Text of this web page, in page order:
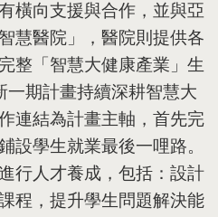
橫向支援與合作，並與亞
慧醫院」，醫院則提供各
整「智慧大健康產業」生
一期計畫持續深耕智慧大
連結為計畫主軸，首先完
設學生就業最後一哩路。
行人才養成，包括：設計
程，提升學生問題解決能